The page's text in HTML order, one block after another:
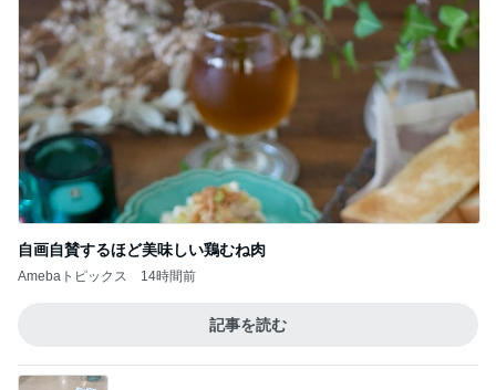
自画自賛するほど美味しい鶏むね肉
Amebaトピックス 14時間前
記事を読む